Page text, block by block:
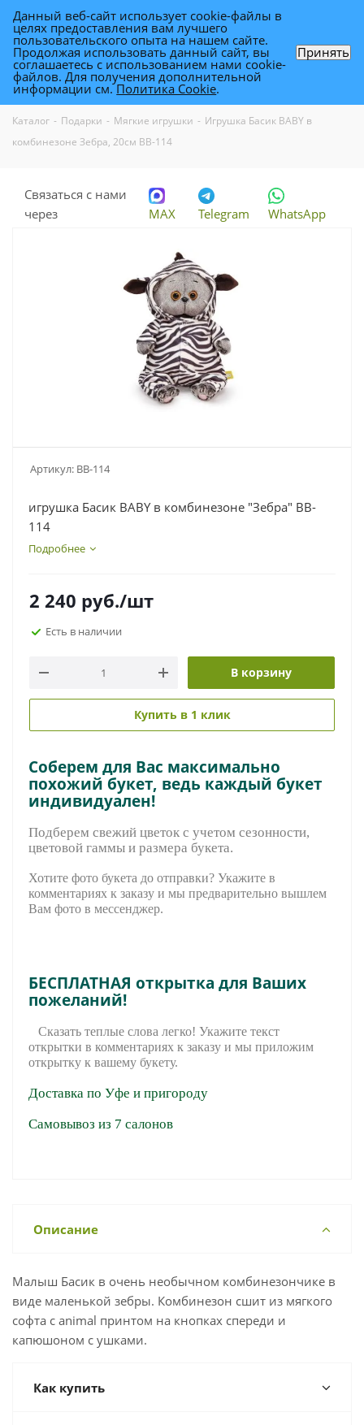
Игрушка Басик BABY в комбинезоне
Зебра, 20см BB-114
Каталог - Подарки - Мягкие игрушки - Игрушка Басик BABY в
комбинезоне Зебра, 20см BB-114
Связаться с нами
через
MAX Telegram WhatsApp
Артикул: BB-114
игрушка Басик BABY в комбинезоне "Зебра" BB-
114
Подробнее
2 240 руб./шт
Есть в наличии
В корзину
Купить в 1 клик
Соберем для Вас максимально
похожий букет, ведь каждый букет
индивидуален!
Подберем свежий цветок с учетом сезонности,
цветовой гаммы и размера букета.
Хотите фото букета до отправки? Укажите в
комментариях к заказу и мы предварительно вышлем
Вам фото в мессенджер.
БЕСПЛАТНАЯ открытка для Ваших
пожеланий!
Сказать теплые слова легко! Укажите текст
открытки в комментариях к заказу и мы приложим
открытку к вашему букету.
Доставка по Уфе и пригороду
Самовывоз из 7 салонов
Описание
Малыш Басик в очень необычном комбинезончике в
виде маленькой зебры. Комбинезон сшит из мягкого
софта с animal принтом на кнопках спереди и
капюшоном с ушками.
Как купить
Данный веб-сайт использует cookie-файлы в
целях предоставления вам лучшего
пользовательского опыта на нашем сайте.
Продолжая использовать данный сайт, вы
соглашаетесь с использованием нами cookie-
файлов. Для получения дополнительной
информации см.Политика Cookie.
Принять